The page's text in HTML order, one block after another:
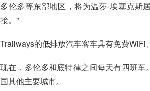
多伦多等东部地区，将为温莎-埃塞克斯
接。"
Trailways的低排放汽车客车具有免费WiFi
现在，多伦多和底特律之间每天有四班
国其他主要城市。